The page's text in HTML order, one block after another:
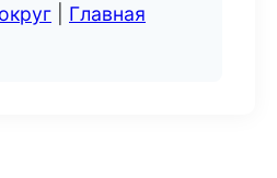
Главная